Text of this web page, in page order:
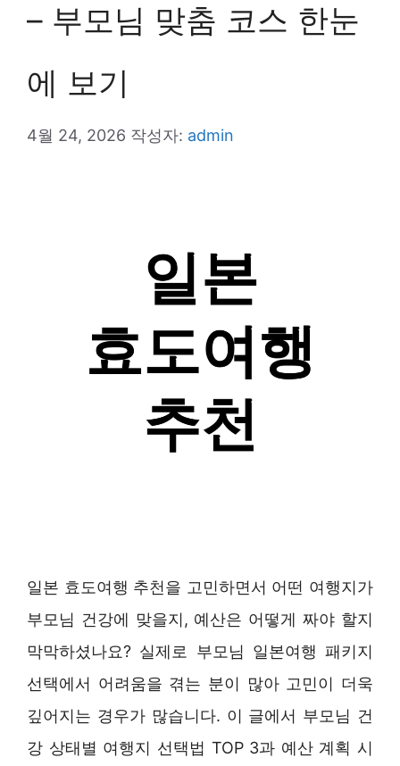
– 부모님 맞춤 코스 한눈
에 보기
4월 24, 2026 작성자: admin
일본 효도여행 추천을 고민하면서 어떤 여행지가
부모님 건강에 맞을지, 예산은 어떻게 짜야 할지
막막하셨나요? 실제로 부모님 일본여행 패키지
선택에서 어려움을 겪는 분이 많아 고민이 더욱
깊어지는 경우가 많습니다. 이 글에서 부모님 건
강 상태별 여행지 선택법 TOP 3과 예산 계획 시